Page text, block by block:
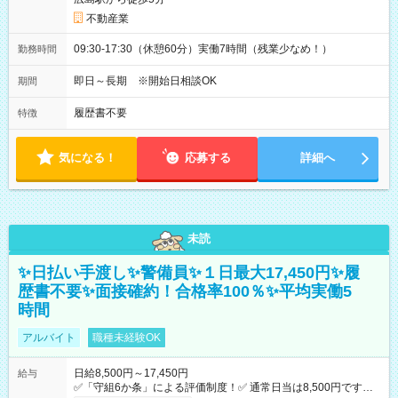
不動産業
勤務時間 09:30-17:30（休憩60分）実働7時間（残業少なめ！）
期間 即日～長期 ※開始日相談OK
特徴 履歴書不要
気になる！ 応募する 詳細へ
未読
✨日払い手渡し✨警備員✨１日最大17,450円✨履
歴書不要✨面接確約！合格率100％✨平均実働5
時間
アルバイト 職種未経験OK
給与
日給8,500円～17,450円
✅「守組6か条」による評価制度！✅ 通常日当は8,500円ですが